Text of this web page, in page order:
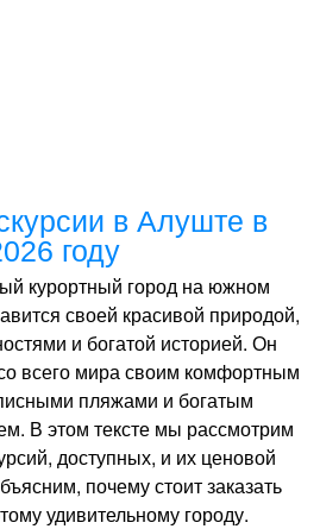
в Алуште в
году
курортный город на южном
своей красивой природой,
и богатой историей. Он
всего мира своим комфортным
пляжами и богатым
В этом тексте мы рассмотрим
доступных, и их ценовой
почему стоит заказать
удивительному городу.